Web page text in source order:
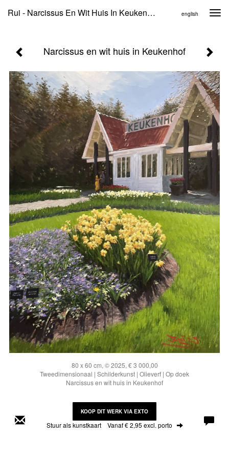
Rui - Narcissus En Wit Huis In Keukenhof english
Narcissus en wit huis in Keukenhof
80 x 60 cm, © 2025, € 3 000,00
Tweedimensionaal | Schilderkunst | Olieverf | Op doek
Narcissus en wit huis in Keukenhof
KOOP DIT WERK VIA EXTO
Stuur als kunstkaart Vanaf € 2,95 excl. porto